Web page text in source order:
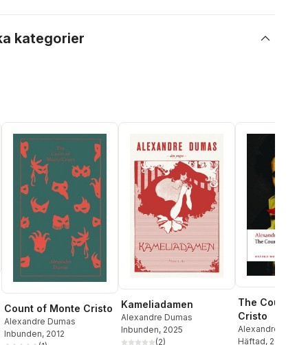
kategorier
röster:
Count of Monte Cristo
Alexandre Dumas
Inbunden, 2012
Kameliadamen
Alexandre Dumas
Inbunden, 2025
(2)
The Count of
Cristo
Alexandre
Coward
Häftad, 2008